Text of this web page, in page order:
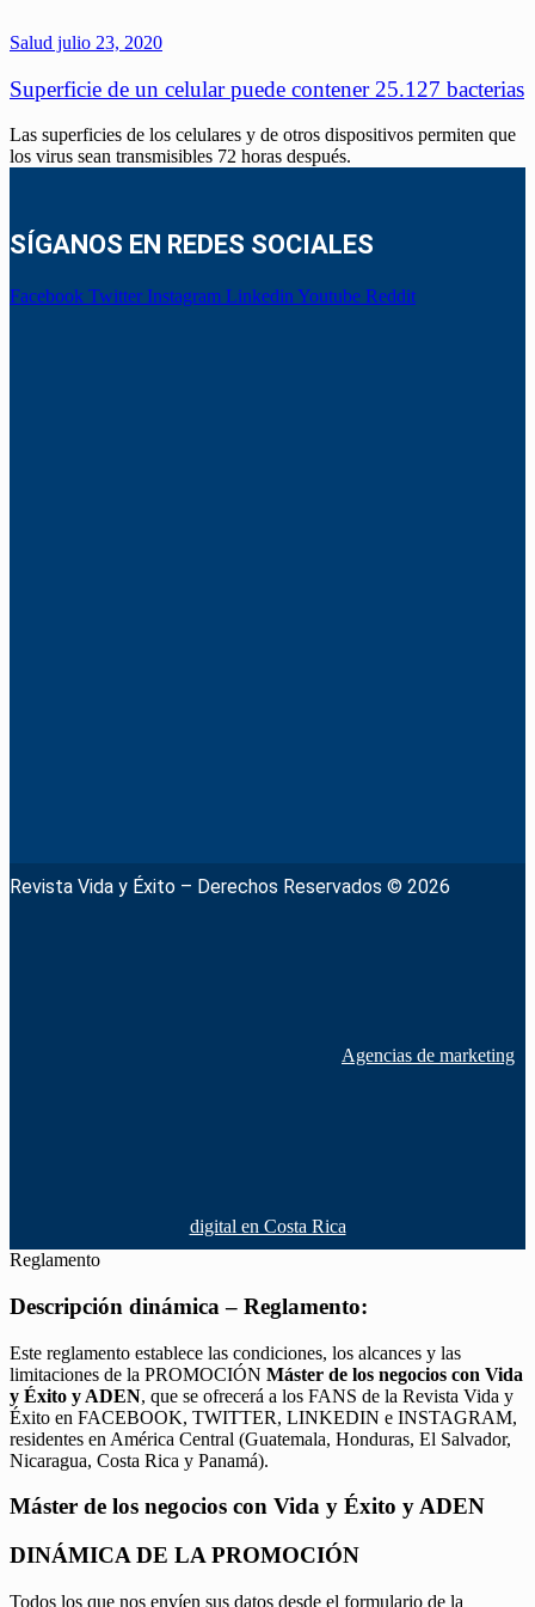
Salud julio 23, 2020
Superficie de un celular puede contener 25.127 bacterias
Las superficies de los celulares y de otros dispositivos permiten que
los virus sean transmisibles 72 horas después.
SÍGANOS EN REDES SOCIALES
Facebook Twitter Instagram Linkedin Youtube Reddit
Revista Vida y Éxito – Derechos Reservados © 2026
Agencias de marketing
digital en Costa Rica
Reglamento
Descripción dinámica – Reglamento:
Este reglamento establece las condiciones, los alcances y las
limitaciones de la PROMOCIÓN Máster de los negocios con Vida
y Éxito y ADEN, que se ofrecerá a los FANS de la Revista Vida y
Éxito en FACEBOOK, TWITTER, LINKEDIN e INSTAGRAM,
residentes en América Central (Guatemala, Honduras, El Salvador,
Nicaragua, Costa Rica y Panamá).
Máster de los negocios con Vida y Éxito y ADEN
DINÁMICA DE LA PROMOCIÓN
Todos los que nos envíen sus datos desde el formulario de la